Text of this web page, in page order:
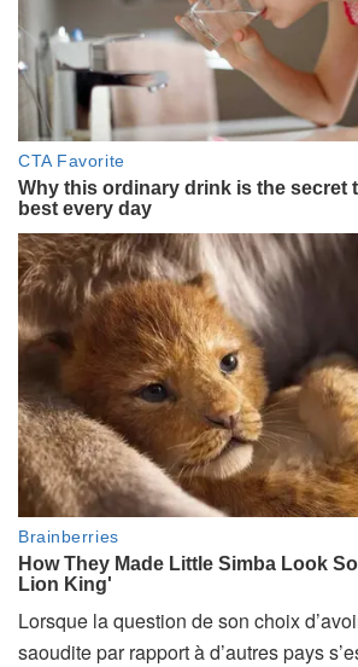
Lorsque la question de son choix
saoudite par rapport à d’autres pays